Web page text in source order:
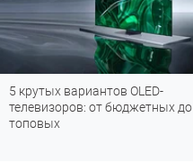
5 крутых вариантов OLED-
телевизоров: от бюджетных до
топовых